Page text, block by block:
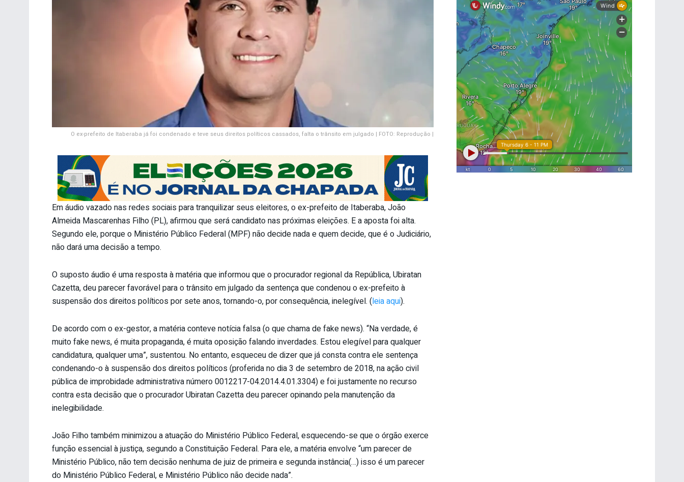
O ex-prefeito de Itaberaba já foi condenado e teve seus direitos políticos cassados, falta o trânsito em julgado | FOTO: Reprodução |
Em áudio vazado nas redes sociais para tranquilizar seus eleitores, o ex-prefeito de Itaberaba, João
Almeida Mascarenhas Filho (PL), afirmou que será candidato nas próximas eleições. E a aposta foi alta.
Segundo ele, porque o Ministério Público Federal (MPF) não decide nada e quem decide, que é o Judiciário,
não dará uma decisão a tempo.
O suposto áudio é uma resposta à matéria que informou que o procurador regional da República, Ubiratan
Cazetta, deu parecer favorável para o trânsito em julgado da sentença que condenou o ex-prefeito à
suspensão dos direitos políticos por sete anos, tornando-o, por consequência, inelegível. (leia aqui).
De acordo com o ex-gestor, a matéria conteve notícia falsa (o que chama de fake news). “Na verdade, é
muito fake news, é muita propaganda, é muita oposição falando inverdades. Estou elegível para qualquer
candidatura, qualquer uma”, sustentou. No entanto, esqueceu de dizer que já consta contra ele sentença
condenando-o à suspensão dos direitos políticos (proferida no dia 3 de setembro de 2018, na ação civil
pública de improbidade administrativa número 0012217-04.2014.4.01.3304) e foi justamente no recurso
contra esta decisão que o procurador Ubiratan Cazetta deu parecer opinando pela manutenção da
inelegibilidade.
João Filho também minimizou a atuação do Ministério Público Federal, esquecendo-se que o órgão exerce
função essencial à justiça, segundo a Constituição Federal. Para ele, a matéria envolve “um parecer de
Ministério Público, não tem decisão nenhuma de juiz de primeira e segunda instância(…) isso é um parecer
do Ministério Público Federal, e Ministério Público não decide nada”.